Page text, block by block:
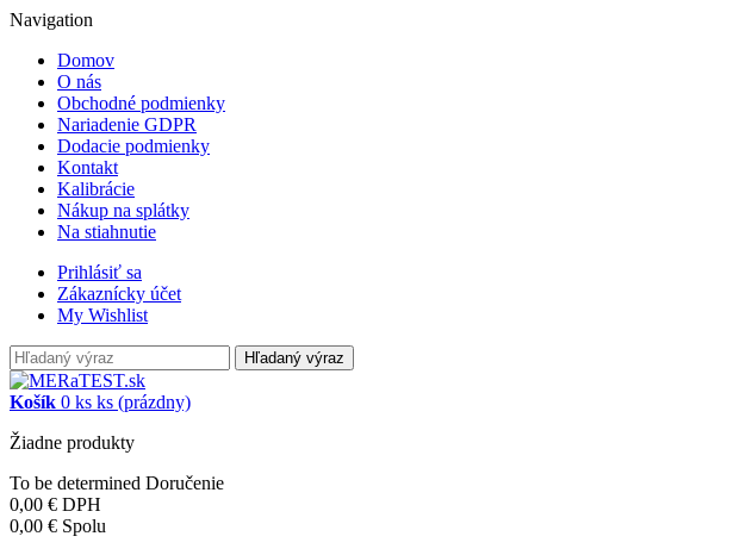
Navigation
Domov
O nás
Obchodné podmienky
Nariadenie GDPR
Dodacie podmienky
Kontakt
Kalibrácie
Nákup na splátky
Na stiahnutie
Prihlásiť sa
Zákaznícky účet
My Wishlist
Hľadaný výraz
Košík 0 ks ks (prázdny)
Žiadne produkty
To be determined Doručenie
0,00 € DPH
0,00 € Spolu